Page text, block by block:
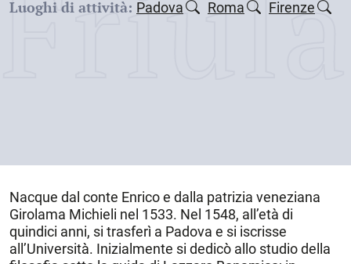
Luoghi di attività: Padova Roma Firenze
Nacque dal conte Enrico e dalla patrizia veneziana
Girolama Michieli nel 1533. Nel 1548, all’età di
quindici anni, si trasferì a Padova e si iscrisse
all’Università. Inizialmente si dedicò allo studio della